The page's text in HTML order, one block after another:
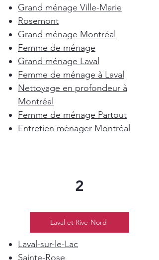
Grand ménage Ville-Marie
Rosemont
Grand ménage Montréal
Femme de ménage
Grand ménage Laval
Femme de ménage à Laval
Nettoyage en profondeur à
Montréal
Femme de ménage Partout
Entretien ménager Montréal
2
Laval et Rive-Nord
Laval-sur-le-Lac
Sainte-Rose